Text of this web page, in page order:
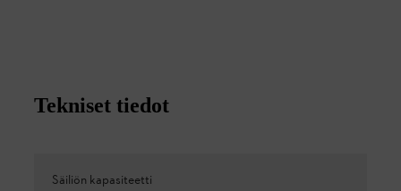
Tekniset tiedot
Säiliön kapasiteetti